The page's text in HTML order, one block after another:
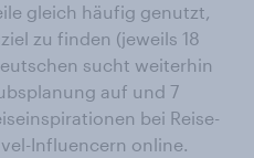
gleich häufig genutzt,
zu finden (jeweils 18
sucht weiterhin
auf und 7
bei Reise-
Influencern online.